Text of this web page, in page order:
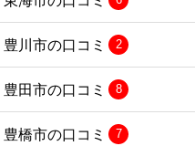
豊川市の口コミ 2
豊田市の口コミ 8
豊橋市の口コミ 7